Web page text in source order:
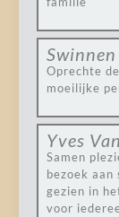
Oprechte
moeilijke
Yves
Samen
bezoek
gezien in
voor